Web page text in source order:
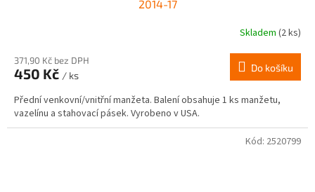
2014-17
Skladem (2 ks)
371,90 Kč bez DPH
450 Kč / ks
Do košíku
Přední venkovní/vnitřní manžeta. Balení obsahuje 1 ks manžetu,
vazelínu a stahovací pásek. Vyrobeno v USA.
Kód: 2520799